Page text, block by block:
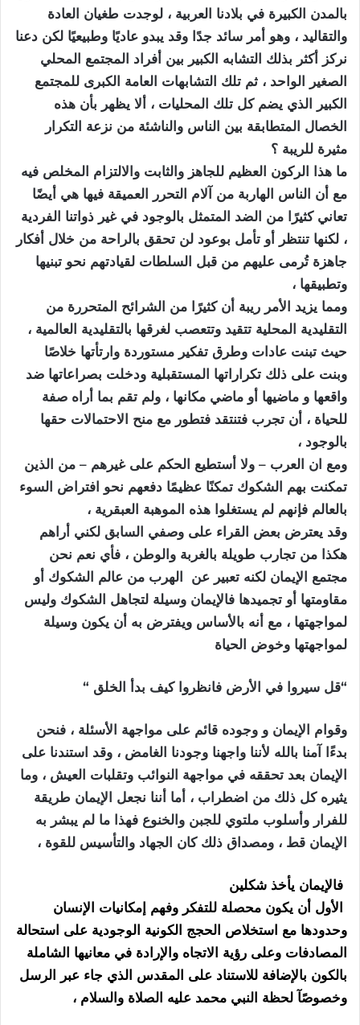
بالمدن الكبيرة في بلادنا العربية ، لوجدت طغيان العادة
والتقاليد ، وهو أمر سائد جدًا وقد يبدو عاديًا وطبيعيًا لكن دعنا
نركز أكثر بذلك التشابه الكبير بين أفراد المجتمع المحلي
الصغير الواحد ، ثم تلك التشابهات العامة الكبرى للمجتمع
الكبير الذي يضم كل تلك المحليات ، ألا يظهر بأن هذه
الخصال المتطابقة بين الناس والناشئة من نزعة التكرار
مثيرة للريبة ؟
ما هذا الركون العظيم للجاهز والثابت والالتزام المخلص فيه
مع أن الناس الهاربة من آلام التحرر العميقة فيها هي أيضًا
تعاني كثيرًا من الضد المتمثل بالوجود في غير ذواتنا الفردية
، لكنها تنتظر أو تأمل بوعود لن تحقق بالراحة من خلال أفكار
جاهزة تُرمى عليهم من قبل السلطات لقيادتهم نحو تبنيها
وتطبيقها ،
ومما يزيد الأمر ريبة أن كثيرًا من الشرائح المتحررة من
التقليدية المحلية تتقيد وتتعصب لغرقها بالتقليدية العالمية ،
حيث تبنت عادات وطرق تفكير مستوردة وارتأتها خلاصًا
وبنت على ذلك تكراراتها المستقبلية ودخلت بصراعاتها ضد
واقعها و ماضيها أو ماضي مكانها ، ولم تقم بما أراه صفة
للحياة ، أن تجرب فتنتقد فتطور مع منح الاحتمالات حقها
بالوجود ،
ومع ان العرب – ولا أستطيع الحكم على غيرهم – من الذين
تمكنت بهم الشكوك تمكنًا عظيمًا دفعهم نحو افتراض السوء
بالعالم فإنهم لم يستغلوا هذه الموهبة العبقرية ،
وقد يعترض بعض القراء على وصفي السابق لكني أراهم
هكذا من تجارب طويلة بالغربة والوطن ، فأي نعم نحن
مجتمع الإيمان لكنه تعبير عن الهرب من عالم الشكوك أو
مقاومتها أو تجميدها فالإيمان وسيلة لتجاهل الشكوك وليس
لمواجهتها ، مع أنه بالأساس ويفترض به أن يكون وسيلة
لمواجهتها وخوض الحياة
“قل سيروا في الأرض فانظروا كيف بدأ الخلق “
وقوام الإيمان و وجوده قائم على مواجهة الأسئلة ، فنحن
بدءًا آمنا بالله لأننا واجهنا وجودنا الغامض ، وقد استندنا على
الإيمان بعد تحققه في مواجهة النوائب وتقلبات العيش ، وما
يثيره كل ذلك من اضطراب ، أما أننا نجعل الإيمان طريقة
للفرار وأسلوب ملتوي للجبن والخنوع فهذا ما لم يبشر به
الإيمان قط ، ومصداق ذلك كان الجهاد والتأسيس للقوة ،
فالإيمان يأخذ شكلين
الأول أن يكون محصلة للتفكر وفهم إمكانيات الإنسان
وحدودها مع استخلاص الحجج الكونية الوجودية على استحالة
المصادفات وعلى رؤية الاتجاه والإرادة في معانيها الشاملة
بالكون بالإضافة للاستناد على المقدس الذي جاء عبر الرسل
وخصوصًآ لحظة النبي محمد عليه الصلاة والسلام ،